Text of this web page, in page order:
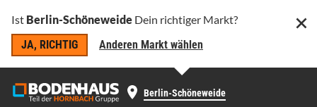
Ist Berlin-Schöneweide Dein richtiger Markt?
JA, RICHTIG
Anderen Markt wählen
Berlin-Schöneweide